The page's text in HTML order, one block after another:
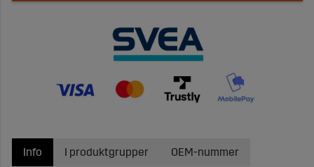
Info I produktgrupper OEM-nummer